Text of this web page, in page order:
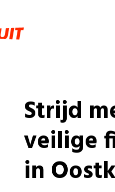
Strijd
veilige
in